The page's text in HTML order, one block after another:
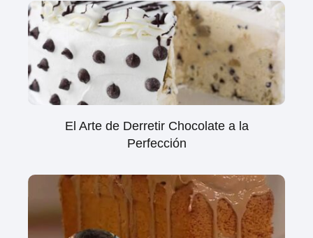
El Arte de Derretir Chocolate a la
Perfección